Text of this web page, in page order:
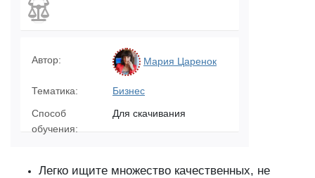
Автор: Мария Царенок
Тематика:
Бизнес
Способ
обучения:
Для скачивания
Легко ищите множество качественных, не